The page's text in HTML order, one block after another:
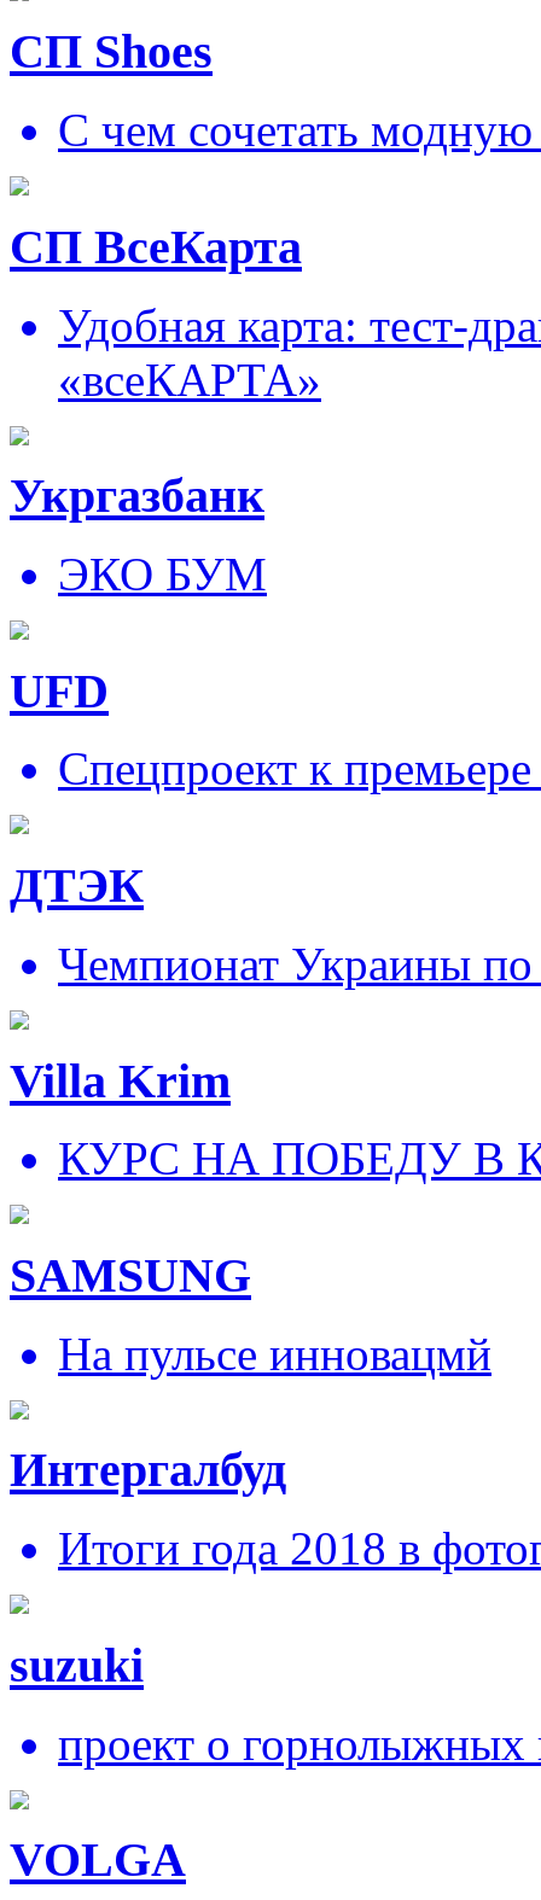
СП Shoes
С чем сочетать модную
СП ВсеКарта
Удобная карта: тест-
«всеКАРТА»
Укргазбанк
ЭКО БУМ
UFD
Спецпроект к
ДТЭК
Чемпионат Украины
Villa Krim
КУРС НА ПОБЕДУ В
SAMSUNG
На пульсе инновацмй
Интергалбуд
Итоги года 2018 в
suzuki
проект о горнолыжных
VOLGA